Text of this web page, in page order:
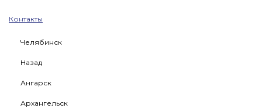
Контакты
Челябинск
Назад
Ангарск
Архангельск